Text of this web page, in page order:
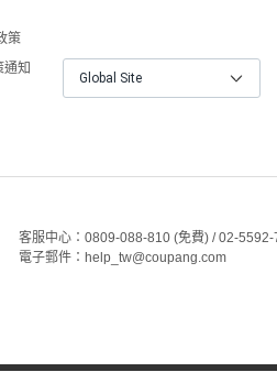
策
通知
Global Site
客服中心：0809-088-810 (免費) / 02-
電子郵件：help_tw@coupang.com